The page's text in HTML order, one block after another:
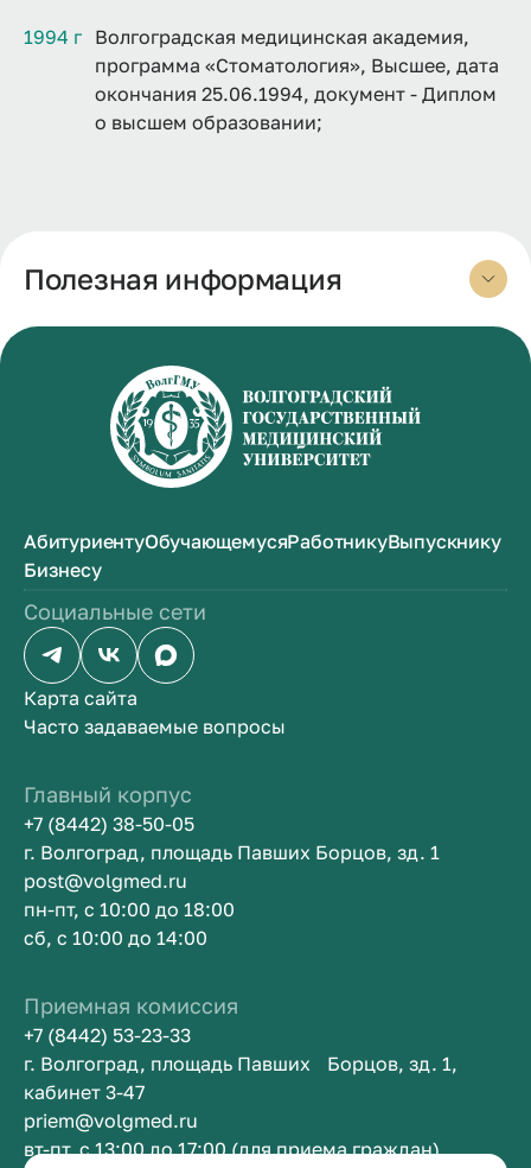
1994 г Волгоградская медицинская академия,
программа «Стоматология», Высшее, дата
окончания 25.06.1994, документ - Диплом
о высшем образовании;
Полезная информация
АбитуриентуОбучающемусяРаботникуВыпускнику
Бизнесу
Социальные сети
Карта сайта
Часто задаваемые вопросы
Главный корпус
+7 (8442) 38-50-05
г. Волгоград, площадь Павших Борцов, зд. 1
post@volgmed.ru
пн-пт, с 10:00 до 18:00
сб, с 10:00 до 14:00
Приемная комиссия
+7 (8442) 53-23-33
г. Волгоград, площадь Павших Борцов, зд. 1,
кабинет 3-47
priem@volgmed.ru
вт-пт, с 13:00 до 17:00 (для приема граждан)